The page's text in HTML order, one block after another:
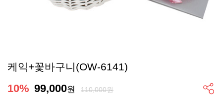
케익+꽃바구니(OW-6141)
10% 99,000원 110,000원